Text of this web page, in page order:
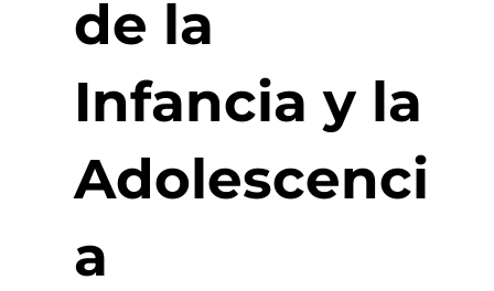
de la
Infancia y la
Adolescenci
a